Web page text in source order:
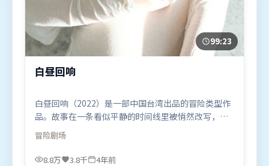
99:23
白昼回响
白昼回响（2022）是一部中国台湾出品的冒险类型作
品。故事在一条看似平静的时间线里被悄然改写，人
物被迫直面过去与现在的撕裂。群像刻画各有弧光，
配角亦承担叙事推进功能。由冯小刚执导，古天乐、
谭卓、李政宰，木村拓哉等联袂出演。影片于2022年
冒险剧场
8.8万 3.8千 4年前